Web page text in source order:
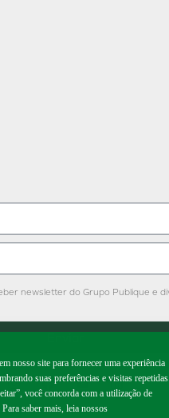
newsletter do Grupo Publique e
nosso site para fornecer uma experiência
suas preferências e visitas repetidas.
você concorda com a utilização de
saber mais, leia nossos